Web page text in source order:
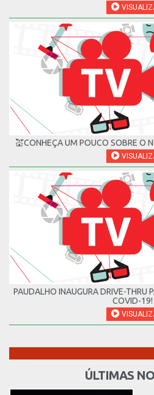
💒CONHEÇA UM POUCO SOBRE O
PAUDALHO INAUGURA DRIVE-THRU
COVID-
ÚLTIMAS